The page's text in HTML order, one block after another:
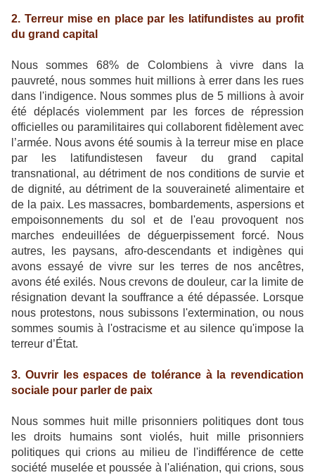
2. Terreur mise en place par les latifundistes au profit
du grand capital
Nous sommes 68% de Colombiens à vivre dans la
pauvreté, nous sommes huit millions à errer dans les rues
dans l'indigence. Nous sommes plus de 5 millions à avoir
été déplacés violemment par les forces de répression
officielles ou paramilitaires qui collaborent fidèlement avec
l’armée. Nous avons été soumis à la terreur mise en place
par les latifundistesen faveur du grand capital
transnational, au détriment de nos conditions de survie et
de dignité, au détriment de la souveraineté alimentaire et
de la paix. Les massacres, bombardements, aspersions et
empoisonnements du sol et de l'eau provoquent nos
marches endeuillées de déguerpissement forcé. Nous
autres, les paysans, afro-descendants et indigènes qui
avons essayé de vivre sur les terres de nos ancêtres,
avons été exilés. Nous crevons de douleur, car la limite de
résignation devant la souffrance a été dépassée. Lorsque
nous protestons, nous subissons l'extermination, ou nous
sommes soumis à l'ostracisme et au silence qu'impose la
terreur d’État.
3. Ouvrir les espaces de tolérance à la revendication
sociale pour parler de paix
Nous sommes huit mille prisonniers politiques dont tous
les droits humains sont violés, huit mille prisonniers
politiques qui crions au milieu de l'indifférence de cette
société muselée et poussée à l'aliénation, qui crions, sous